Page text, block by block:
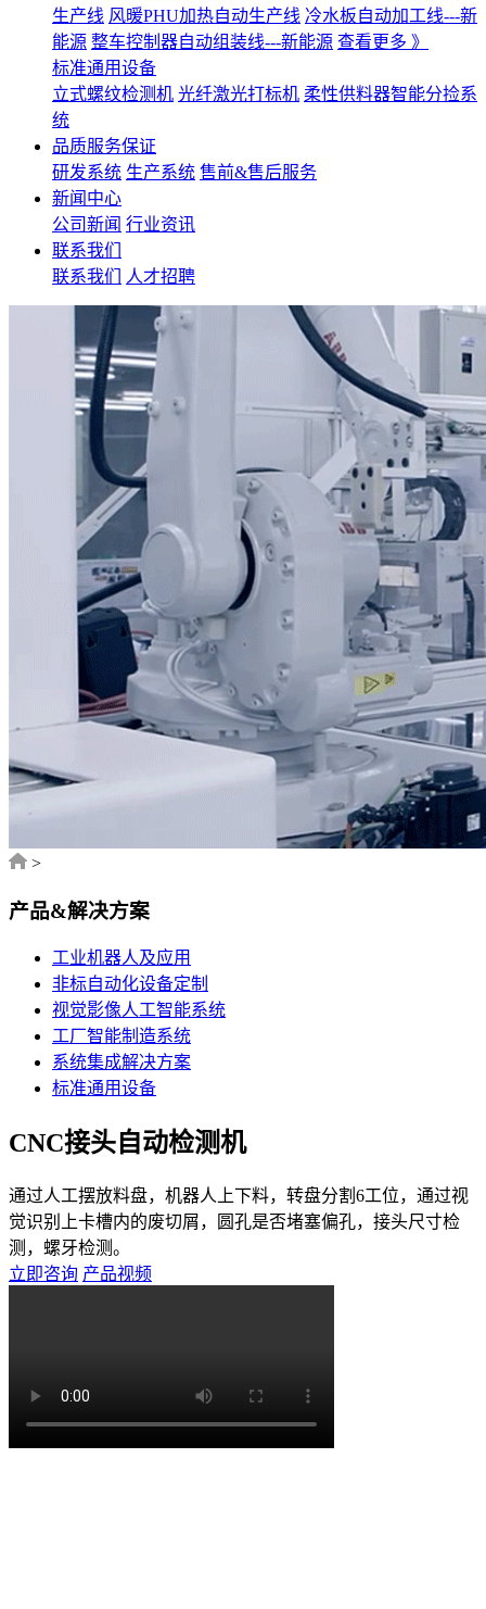
生产线 风暖PHU加热自动生产线 冷水板自动加工线---新
能源 整车控制器自动组装线---新能源 查看更多 》
标准通用设备
立式螺纹检测机 光纤激光打标机 柔性供料器智能分捡系
统
品质服务保证
研发系统 生产系统 售前&售后服务
新闻中心
公司新闻 行业资讯
联系我们
联系我们
人才招聘
>
产品&解决方案
工业机器人及应用
非标自动化设备定制
视觉影像人工智能系统
工厂智能制造系统
系统集成解决方案
标准通用设备
CNC接头自动检测机
通过人工摆放料盘，机器人上下料，转盘分割6工位，通过视
觉识别上卡槽内的废切屑，圆孔是否堵塞偏孔，接头尺寸检
测，螺牙检测。
立即咨询 产品视频